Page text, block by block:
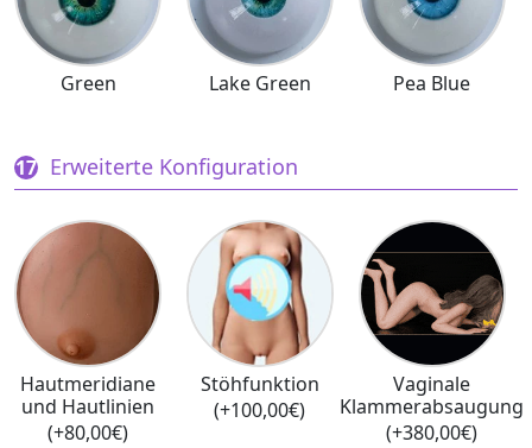
Green Lake Green Pea Blue
Erweiterte Konfiguration
Hautmeridiane
und Hautlinien
(+80,00€)
Stöhfunktion
(+100,00€)
Vaginale
Klammerabsaugung
(+380,00€)